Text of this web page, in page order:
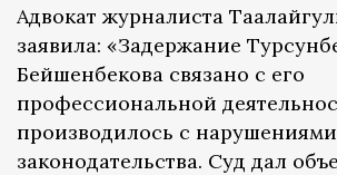
Адвокат журналиста
заявила: «Задержание
Бейшенбекова связано с его
профессиональной
производилось с нарушениями
законодательства. Суд дал